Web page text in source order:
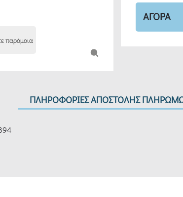
παρόμοια
ΑΓΟΡΑ
ΠΛΗΡΟΦΟΡΙΕΣ ΑΠΟΣΤΟΛΗΣ